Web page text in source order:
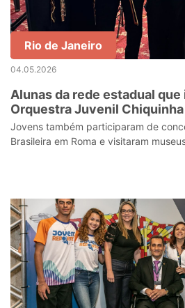
Rio de Janeiro
04.05.2026
Alunas da rede estadual que
Orquestra Juvenil Chiquinha
apresentaram para o Papa
Jovens também participaram de
Brasileira em Roma e visitaram